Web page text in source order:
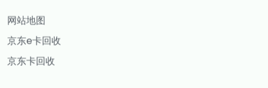
网站地图
京东e卡回收
京东卡回收